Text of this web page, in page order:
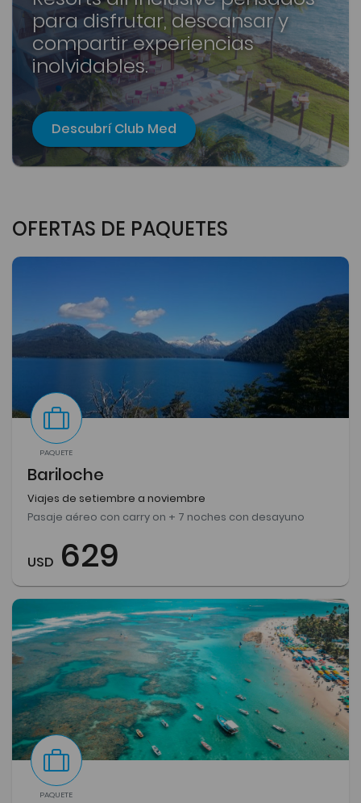
para disfrutar, descansar y
compartir experiencias
inolvidables.
Descubrí Club Med
OFERTAS DE PAQUETES
PAQUETE
Bariloche
Viajes de setiembre a noviembre
Pasaje aéreo con carry on + 7 noches con desayuno
USD 629
PAQUETE